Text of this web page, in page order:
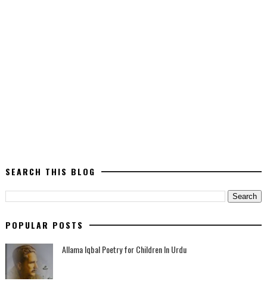
SEARCH THIS BLOG
POPULAR POSTS
Allama Iqbal Poetry for Children In Urdu